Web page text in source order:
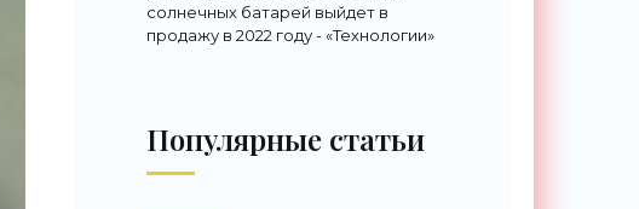
солнечных батарей выйдет в
продажу в 2022 году - «Технологии»
Популярные статьи